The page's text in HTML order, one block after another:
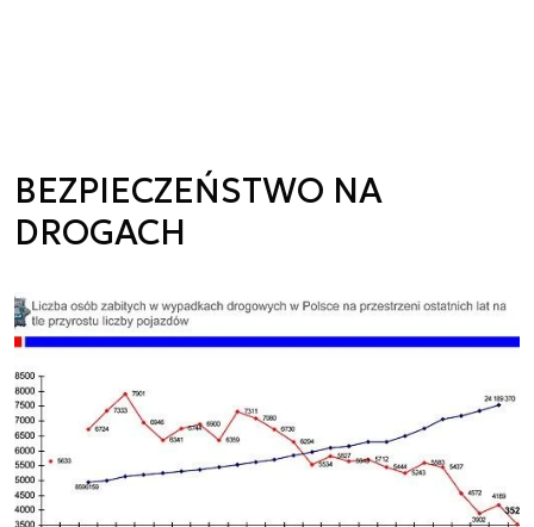
BEZPIECZEŃSTWO NA
DROGACH